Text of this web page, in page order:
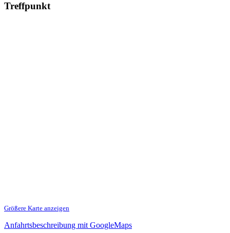
Treffpunkt
Größere Karte anzeigen
Anfahrtsbeschreibung mit GoogleMaps